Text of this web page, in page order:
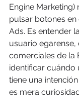
Engine
pulsar botones
Ads. Es entender
usuario
comerciales de la
identificar cuándo
tiene una
es mera